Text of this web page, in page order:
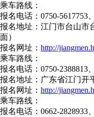
乘车路线：
报名电话：0750-5617753
报名地址：江门市台山市
面）
报名网址： http://
乘车路线：
报名电话：0750-2388813
报名地址：广东省江门开
报名网址： http://
乘车路线：
报名电话：0662-2828933